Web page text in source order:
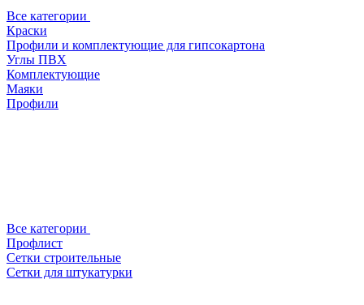
Все категории
Краски
Профили и комплектующие для гипсокартона
Углы ПВХ
Комплектующие
Маяки
Профили
Все категории
Профлист
Сетки строительные
Сетки для штукатурки